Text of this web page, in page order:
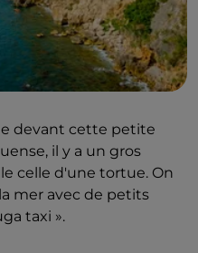
devant cette petite
il y a un gros
celle d'une tortue. On
mer avec de petits
taxi ».